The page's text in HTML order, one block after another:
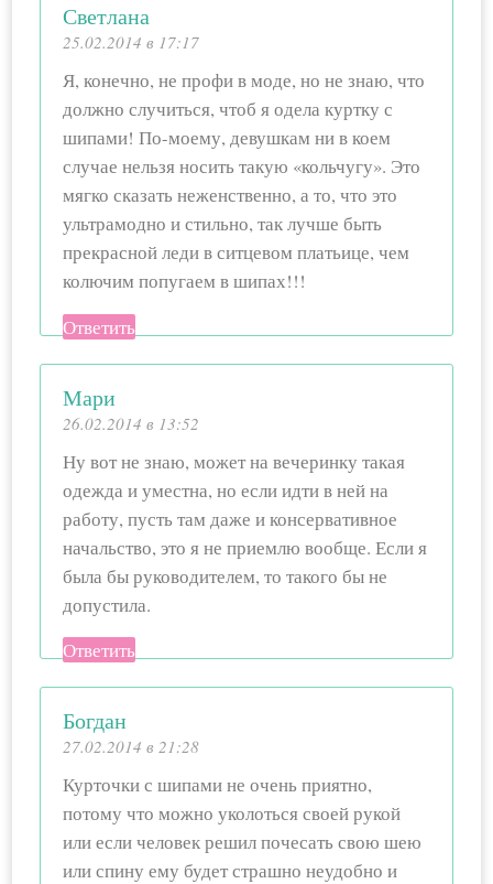
Светлана
25.02.2014 в 17:17
Я, конечно, не профи в моде, но не знаю, что
должно случиться, чтоб я одела куртку с
шипами! По-моему, девушкам ни в коем
случае нельзя носить такую «кольчугу». Это
мягко сказать неженственно, а то, что это
ультрамодно и стильно, так лучше быть
прекрасной леди в ситцевом платьице, чем
колючим попугаем в шипах!!!
Ответить
Мари
26.02.2014 в 13:52
Ну вот не знаю, может на вечеринку такая
одежда и уместна, но если идти в ней на
работу, пусть там даже и консервативное
начальство, это я не приемлю вообще. Если я
была бы руководителем, то такого бы не
допустила.
Ответить
Богдан
27.02.2014 в 21:28
Курточки с шипами не очень приятно,
потому что можно уколоться своей рукой
или если человек решил почесать свою шею
или спину ему будет страшно неудобно и